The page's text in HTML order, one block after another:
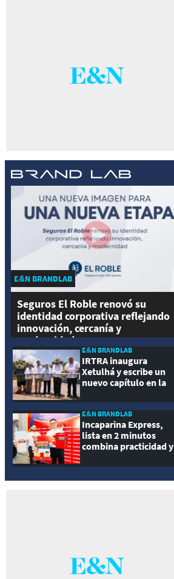
E&N BRANDLAB
Seguros El Roble renovó su
identidad corporativa reflejando
innovación, cercanía y
modernidad
E&N BRANDLAB
IRTRA inaugura
Xetulhá y escribe un
nuevo capítulo en la
recreación de
Guatemala
E&N BRANDLAB
Incaparina Express,
lista en 2 minutos
combina practicidad y